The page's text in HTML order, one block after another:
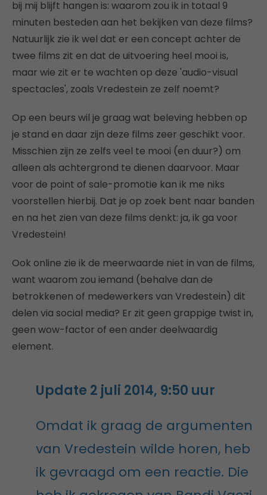
bij mij blijft hangen is: waarom zou ik in totaal 9
minuten besteden aan het bekijken van deze films?
Natuurlijk zie ik wel dat er een concept achter de
twee films zit en dat de uitvoering heel mooi is,
maar wie zit er te wachten op deze 'audio-visual
spectacles', zoals Vredestein ze zelf noemt?
Op een beurs wil je graag wat beleving hebben op
je stand en daar zijn deze films zeer geschikt voor.
Misschien zijn ze zelfs veel te mooi (en duur?) om
alleen als achtergrond te dienen daarvoor. Maar
voor de point of sale-promotie kan ik me niks
voorstellen hierbij. Dat je op zoek bent naar banden
en na het zien van deze films denkt: ja, ik ga voor
Vredestein!
Ook online zie ik de meerwaarde niet in van de films,
want waarom zou iemand (behalve dan de
betrokkenen of medewerkers van Vredestein) dit
delen via social media? Er zit geen grappige twist in,
geen wow-factor of een ander deelwaardig
element.
Update 2 juli 2014, 9:50 uur
Omdat ik graag de argumenten
van Vredestein wilde horen, heb
ik gevraagd om een reactie. Die